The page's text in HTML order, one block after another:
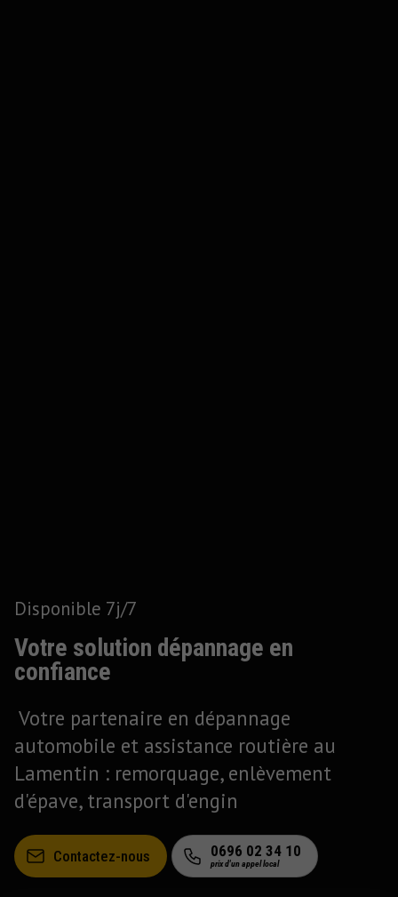
Disponible 7j/7
Votre solution dépannage en
confiance
Votre partenaire en dépannage
automobile et assistance routière au
Lamentin : remorquage, enlèvement
d'épave, transport d'engin
Contactez-nous 0696 02 34 10